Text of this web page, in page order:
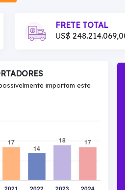
FRETE TOTAL
US$
importam este